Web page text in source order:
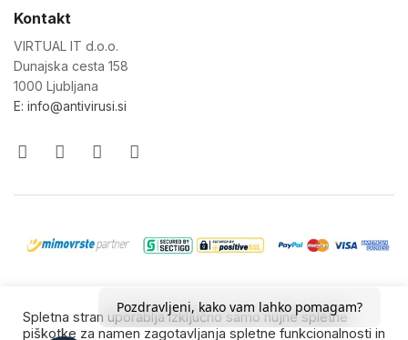
Kontakt
VIRTUAL IT d.o.o.
Dunajska cesta 158
1000 Ljubljana
E: info@antivirusi.si
Blagovne znamke so last njihovih lastnikov.
Spletna stran uporablja izključno samo nujne spletne
piškotke za namen zagotavljanja spletne funkcionalnosti in
Pozdravljeni, kako vam lahko pomagam?